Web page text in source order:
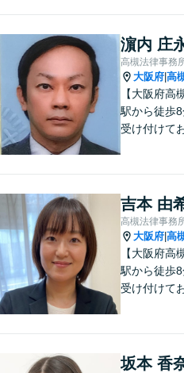
濵内 庄
高槻法律事務
大阪府 高
【大阪府高
駅から徒歩
受け付けて
【成年後見
の予防まで
吉本 由
高槻法律事務
大阪府 高
【大阪府高
駅から徒歩
受け付けて
ど将来の不
坂本 香